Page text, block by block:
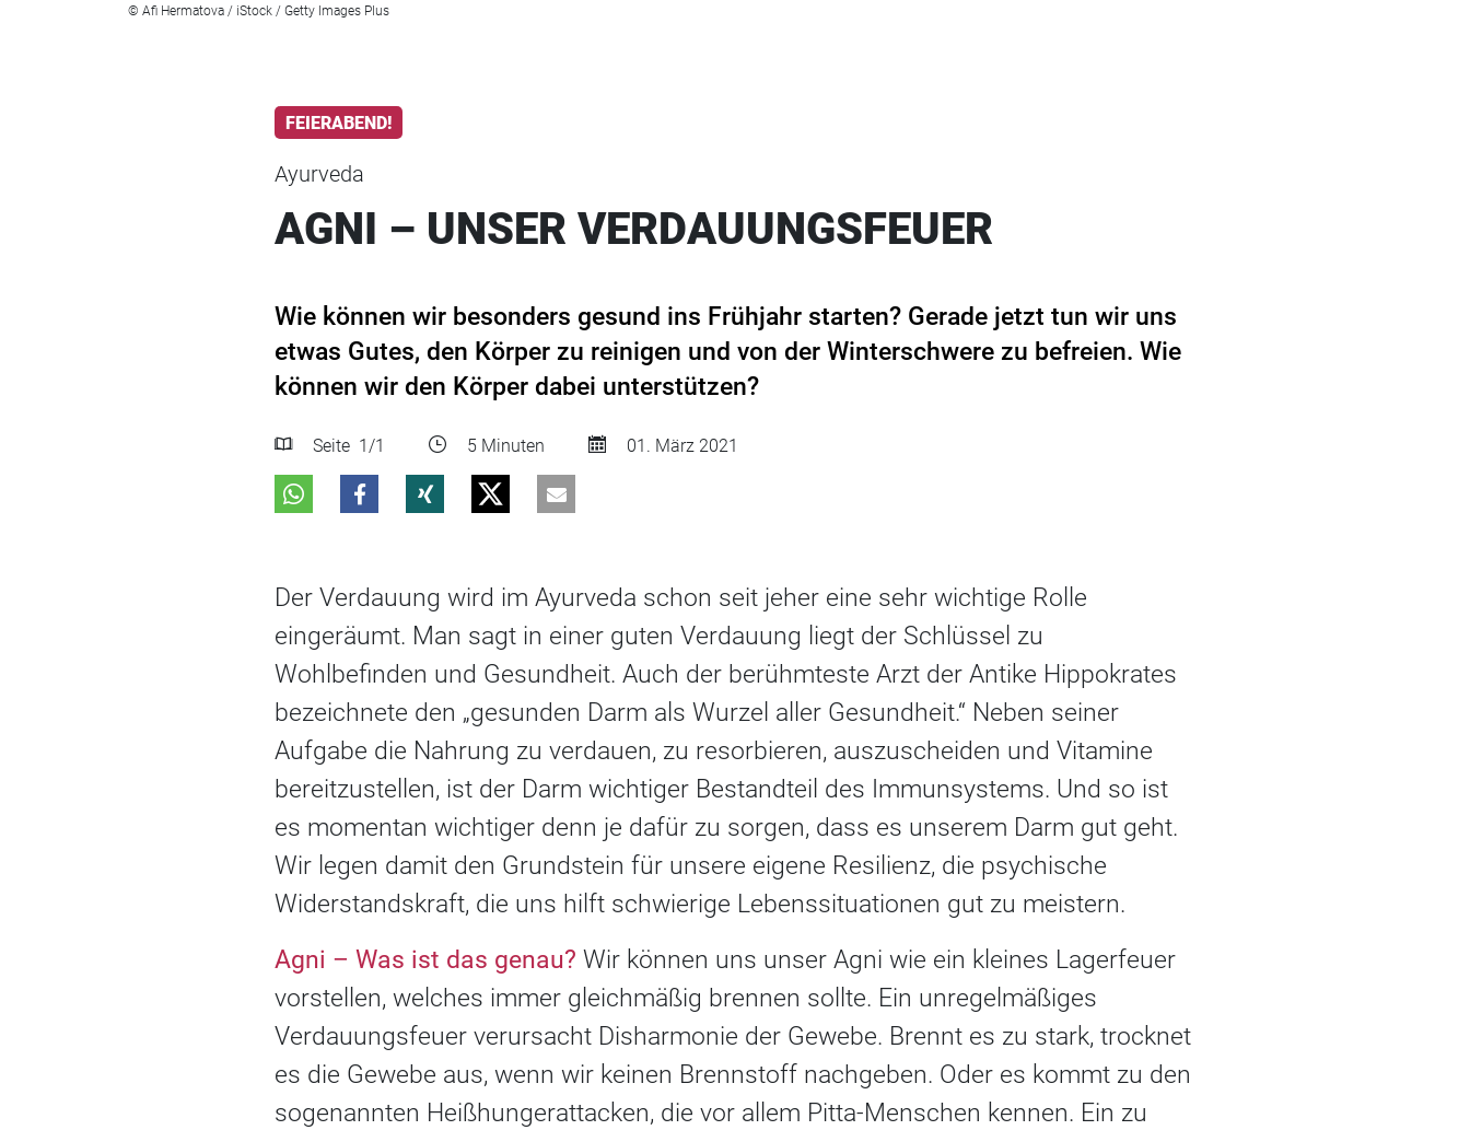
© Afi Hermatova / iStock / Getty Images Plus
FEIERABEND!
Ayurveda
AGNI – UNSER VERDAUUNGSFEUER
Wie können wir besonders gesund ins Frühjahr starten? Gerade jetzt tun wir uns
etwas Gutes, den Körper zu reinigen und von der Winterschwere zu befreien. Wie
können wir den Körper dabei unterstützen?
Seite 1 /1 5 Minuten 01. März 2021
Der Verdauung wird im Ayurveda schon seit jeher eine sehr wichtige Rolle
eingeräumt. Man sagt in einer guten Verdauung liegt der Schlüssel zu
Wohlbefinden und Gesundheit. Auch der berühmteste Arzt der Antike Hippokrates
bezeichnete den „gesunden Darm als Wurzel aller Gesundheit.“ Neben seiner
Aufgabe die Nahrung zu verdauen, zu resorbieren, auszuscheiden und Vitamine
bereitzustellen, ist der Darm wichtiger Bestandteil des Immunsystems. Und so ist
es momentan wichtiger denn je dafür zu sorgen, dass es unserem Darm gut geht.
Wir legen damit den Grundstein für unsere eigene Resilienz, die psychische
Widerstandskraft, die uns hilft schwierige Lebenssituationen gut zu meistern.
Agni – Was ist das genau? Wir können uns unser Agni wie ein kleines Lagerfeuer
vorstellen, welches immer gleichmäßig brennen sollte. Ein unregelmäßiges
Verdauungsfeuer verursacht Disharmonie der Gewebe. Brennt es zu stark, trocknet
es die Gewebe aus, wenn wir keinen Brennstoff nachgeben. Oder es kommt zu den
sogenannten Heißhungerattacken, die vor allem Pitta-Menschen kennen. Ein zu